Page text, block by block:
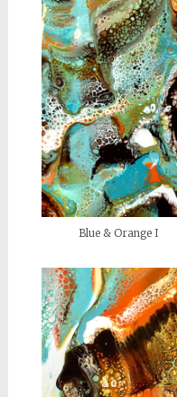
Blue & Orange I